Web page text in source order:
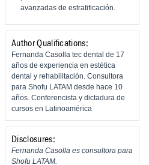
avanzadas de estratificación.
Author Qualifications:
Fernanda Casolla tec dental de 17
años de experiencia en estética
dental y rehabilitación. Consultora
para Shofu LATAM desde hace 10
años. Conferencista y dictadura de
cursos en Latinoamérica
Disclosures:
Fernanda Casolla es consultora para
Shofu LATAM.